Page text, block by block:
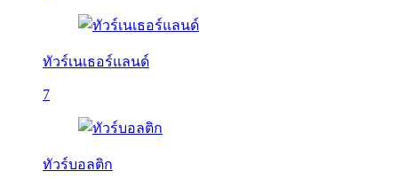
ทัวร์เนเธอร์แลนด์
7
ทัวร์บอลติก